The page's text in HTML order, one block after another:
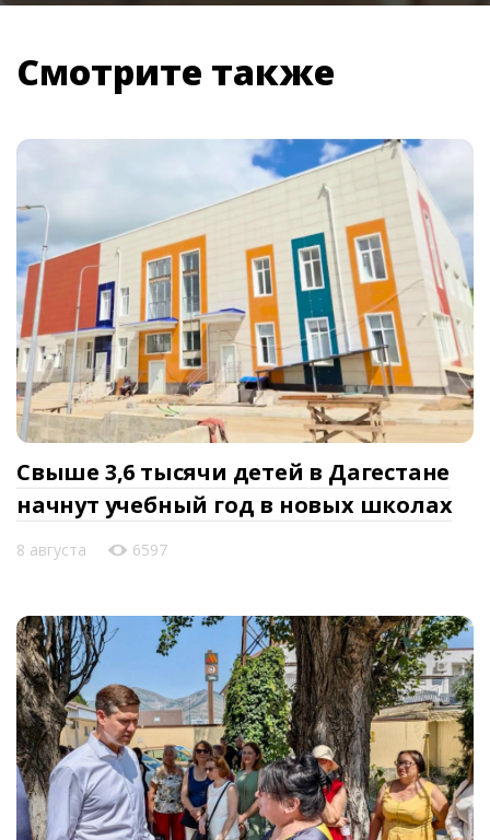
Смотрите также
Свыше 3,6 тысячи детей в Дагестане
начнут учебный год в новых школах
8 августа 6597